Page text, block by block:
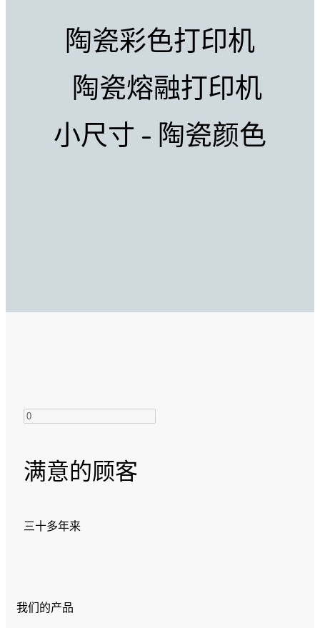
陶瓷彩色打印机
陶瓷熔融打印机
小尺寸 - 陶瓷颜色
满意的顾客
三十多年来
我们的产品